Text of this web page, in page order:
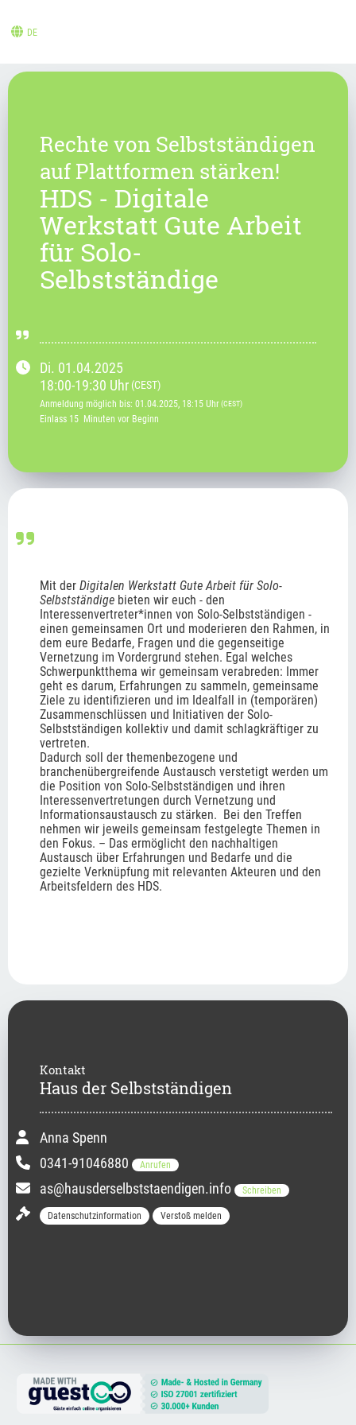
DE
HDS - Digitale
Werkstatt Gute Arbeit
für Solo-
Selbstständige
Rechte von Selbstständigen
auf Plattformen stärken!
Di. 01.04.2025
18:00-19:30 Uhr (CEST)
Anmeldung möglich bis: 01.04.2025, 18:15 Uhr(CEST)
Einlass 15  Minuten vor Beginn
Mit der Digitalen Werkstatt Gute Arbeit für Solo-
Selbstständige bieten wir euch - den
Interessenvertreter*innen von Solo-Selbstständigen -
einen gemeinsamen Ort und moderieren den Rahmen, in
dem eure Bedarfe, Fragen und die gegenseitige
Vernetzung im Vordergrund stehen. Egal welches
Schwerpunktthema wir gemeinsam verabreden: Immer
geht es darum, Erfahrungen zu sammeln, gemeinsame
Ziele zu identifizieren und im Idealfall in (temporären)
Zusammenschlüssen und Initiativen der Solo-
Selbstständigen kollektiv und damit schlagkräftiger zu
vertreten.
Dadurch soll der themenbezogene und
branchenübergreifende Austausch verstetigt werden um
die Position von Solo-Selbstständigen und ihren
Interessenvertretungen durch Vernetzung und
Informationsaustausch zu stärken.  Bei den Treffen
nehmen wir jeweils gemeinsam festgelegte Themen in
den Fokus. – Das ermöglicht den nachhaltigen
Austausch über Erfahrungen und Bedarfe und die
gezielte Verknüpfung mit relevanten Akteuren und den
Arbeitsfeldern des HDS.
Kontakt
Haus der Selbstständigen
Anna Spenn
0341-91046880
Anrufen
as@hausderselbststaendigen.info Schreiben
Datenschutzinformation Verstoß melden